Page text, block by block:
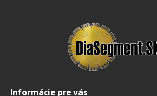
Informácie pre vás